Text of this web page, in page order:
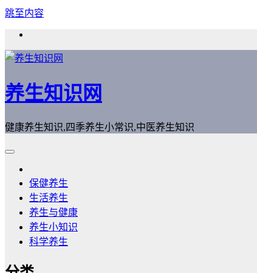
跳至内容
养生知识网
健康养生知识,四季养生小常识,中医养生知识
保健养生
生活养生
养生与健康
养生小知识
科学养生